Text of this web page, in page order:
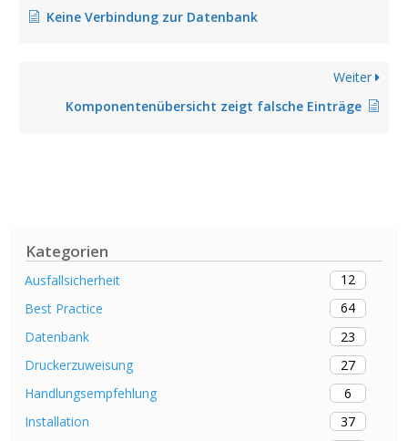
Kategorien
Ausfallsicherheit
12
Best Practice
64
Datenbank
23
Druckerzuweisung
27
Handlungsempfehlung
6
Installation
37
Keine Verbindung zur Datenbank
Weiter
Komponentenübersicht zeigt falsche Einträge